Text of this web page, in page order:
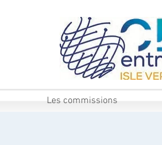
Les commissions